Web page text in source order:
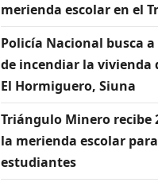
merienda escolar en el
Policía Nacional busca
de incendiar la vivienda
El Hormiguero, Siuna
Triángulo Minero recibe
la merienda escolar
estudiantes